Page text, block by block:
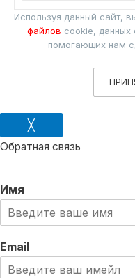
Используя данный сайт,
файлов cookie, данных
помогающих нам
╳
Обратная связь
Имя
Email